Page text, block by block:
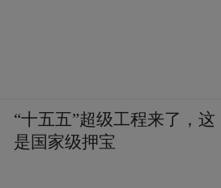
“十五五”超级工程来了，这
是国家级押宝